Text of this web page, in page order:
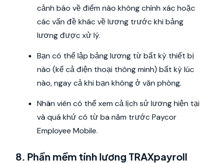
cảnh báo về điểm nào không chính xác hoặc
các vấn đề khác về lương trước khi bảng
lương được xử lý.
Bạn có thể lập bảng lương từ bất kỳ thiết bị
nào (kể cả điện thoại thông minh) bất kỳ lúc
nào, ngay cả khi bạn không ở văn phòng.
Nhân viên có thể xem cả lịch sử lương hiện tại
và quá khứ có từ ba năm trước Paycor
Employee Mobile.
8. Phần mềm tính lương TRAXpayroll